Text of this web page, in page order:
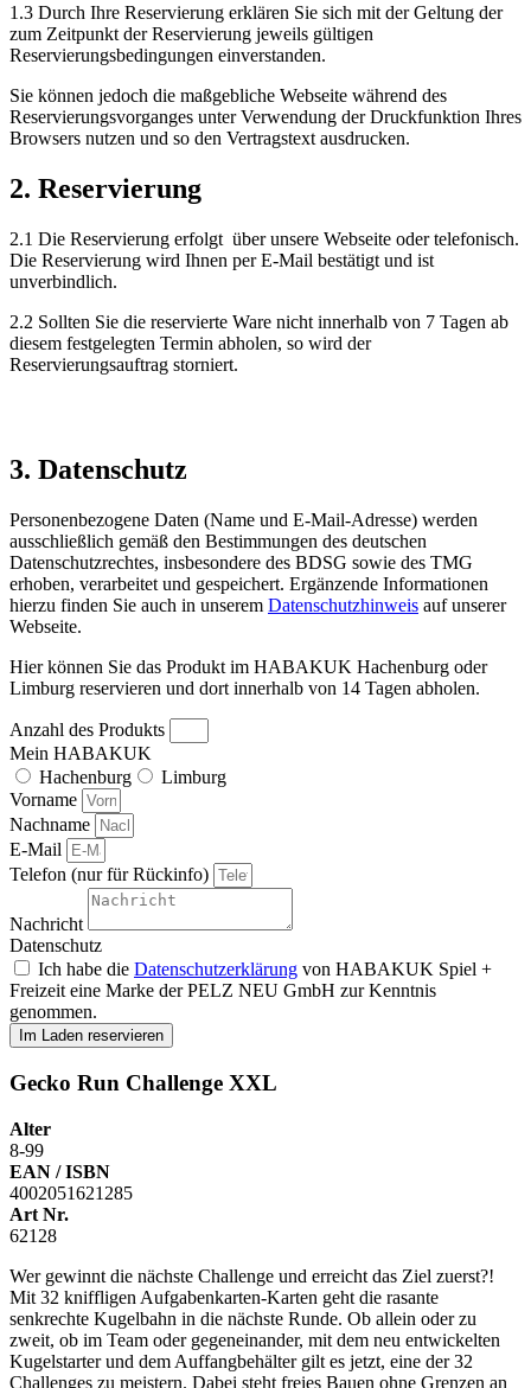
1.3 Durch Ihre Reservierung erklären Sie sich mit der Geltung der
zum Zeitpunkt der Reservierung jeweils gültigen
Reservierungsbedingungen einverstanden.
Sie können jedoch die maßgebliche Webseite während des
Reservierungsvorganges unter Verwendung der Druckfunktion Ihres
Browsers nutzen und so den Vertragstext ausdrucken.
2. Reservierung
2.1 Die Reservierung erfolgt über unsere Webseite oder telefonisch.
Die Reservierung wird Ihnen per E-Mail bestätigt und ist
unverbindlich.
2.2 Sollten Sie die reservierte Ware nicht innerhalb von 7 Tagen ab
diesem festgelegten Termin abholen, so wird der
Reservierungsauftrag storniert.
3. Datenschutz
Personenbezogene Daten (Name und E-Mail-Adresse) werden
ausschließlich gemäß den Bestimmungen des deutschen
Datenschutzrechtes, insbesondere des BDSG sowie des TMG
erhoben, verarbeitet und gespeichert. Ergänzende Informationen
hierzu finden Sie auch in unserem Datenschutzhinweis auf unserer
Webseite.
Hier können Sie das Produkt im HABAKUK Hachenburg oder
Limburg reservieren und dort innerhalb von 14 Tagen abholen.
Anzahl des Produkts
Mein HABAKUK
Hachenburg
Limburg
Vorname
Nachname
E-Mail
Telefon (nur für Rückinfo)
Nachricht
Datenschutz
Ich habe die Datenschutzerklärung von HABAKUK Spiel +
Freizeit eine Marke der PELZ NEU GmbH zur Kenntnis
genommen.
Im Laden reservieren
Gecko Run Challenge XXL
Alter
8-99
EAN / ISBN
4002051621285
Art Nr.
62128
Wer gewinnt die nächste Challenge und erreicht das Ziel zuerst?!
Mit 32 kniffligen Aufgabenkarten-Karten geht die rasante
senkrechte Kugelbahn in die nächste Runde. Ob allein oder zu
zweit, ob im Team oder gegeneinander, mit dem neu entwickelten
Kugelstarter und dem Auffangbehälter gilt es jetzt, eine der 32
Challenges zu meistern. Dabei steht freies Bauen ohne Grenzen an